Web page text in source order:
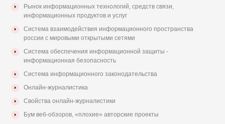
Рынок информационных технологий, средств связи,
информационных продуктов и услуг
Система взаимодействия информационного пространства
россии с мировыми открытыми сетями
Система обеспечения информационной защиты -
информационная безопасность
Система информационного законодательства
Онлайн-журналистика
Свойства онлайн-журналистики
Бум веб-обзоров, «плохие» авторские проекты